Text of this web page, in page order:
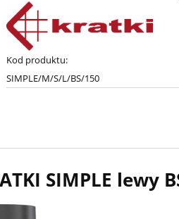
Kod produktu:
SIMPLE/M/S/L/BS/150
SIMPLE lewy